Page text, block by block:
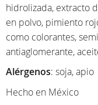
hidrolizada, extracto
en polvo, pimiento
como colorantes,
antiaglomerante,
Alérgenos: soja, apio
Hecho en México